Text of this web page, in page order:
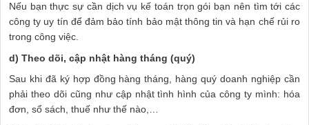
Nếu bạn thực sự cần dịch vụ kế toán trọn gói bạn nên tìm tới các
công ty uy tín để đảm bảo tính bảo mật thông tin và hạn chế rủi ro
trong công việc.
d) Theo dõi, cập nhật hàng tháng (quý)
Sau khi đã ký hợp đồng hàng tháng, hàng quý doanh nghiệp cần
phải theo dõi cũng như cập nhật tình hình của công ty mình: hóa
đơn, sổ sách, thuế như thế nào,…